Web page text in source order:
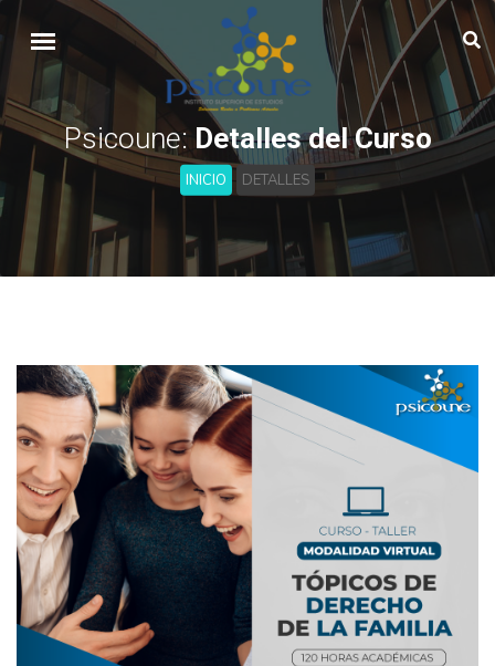
Psicoune:Detalles del Curso
INICIO DETALLES